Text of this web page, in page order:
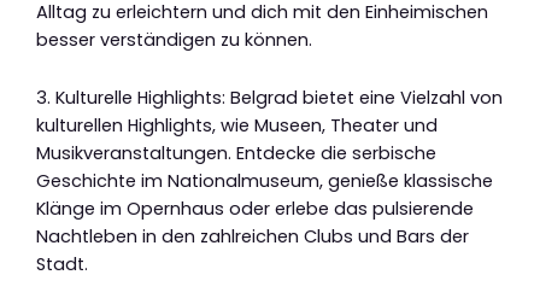
Alltag zu erleichtern und dich mit den Einheimischen
besser verständigen zu können.
3. Kulturelle Highlights: Belgrad bietet eine Vielzahl von
kulturellen Highlights, wie Museen, Theater und
Musikveranstaltungen. Entdecke die serbische
Geschichte im Nationalmuseum, genieße klassische
Klänge im Opernhaus oder erlebe das pulsierende
Nachtleben in den zahlreichen Clubs und Bars der
Stadt.